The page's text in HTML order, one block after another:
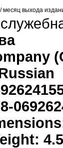
/ месяц выхода